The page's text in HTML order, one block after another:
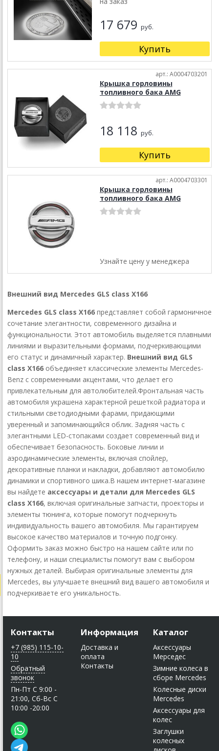
17 679 руб.
Купить
арт.: A0004703201
Крышка горловины
топливного бака AMG
18 118 руб.
Купить
арт.: A0004703301
Крышка горловины
топливного бака AMG
Узнайте цену у менеджера
Внешний вид Mercedes GLS class X166
Mercedes GLS class X166 представляет собой гармоничное
сочетание элегантности, современного дизайна и
функциональности. Этот автомобиль выделяется плавными
линиями и выразительными формами, подчеркивающими
его статус и динамичный характер. Внешний вид GLS
class X166 объединяет классические элементы Mercedes-
Benz с современными акцентами, что делает его
привлекательным для автолюбителей.Фронтальная часть
автомобиля украшена характерной решеткой радиатора и
стильными светодиодными фарами, придающими
уверенный и запоминающийся облик. Задняя часть с
элегантными LED-стопаками создает современный вид и
обеспечивает безопасность. Боковые линии и
аэродинамические элементы, включая спойлер,
декоративные планки и накладки, добавляют автомобилю
динамики и спортивного шика.В нашем интернет-магазине
вы найдете аксессуары и детали для Mercedes GLS
class X166, включая оригинальные запчасти, проекторы и
элементы тюнинга, которые помогут подчеркнуть
индивидуальность вашего автомобиля. Мы гарантируем
высокое качество материалов и точную подгонку.
Оформить заказ можно быстро на нашем сайте или по
телефону, и наши специалисты помогут вам с выбором
нужных деталей. Выбирая оригинальные элементы для
Mercedes, вы улучшаете внешний вид вашего автомобиля и
подчеркиваете его уникальность.
Контакты
+7 (985) 115-10-
10
Обратный
звонок
Пн-Пт C 9:00 -
21:00, Сб-Вс С
10:00 -20:00
Информация
Доставка и
оплата
Контакты
Каталог
Аксессуары
Мерседес
Зимние колеса в
сборе Mercedes
Колесные диски
Mercedes
Аксессуары для
колес
Заглушки
колесных